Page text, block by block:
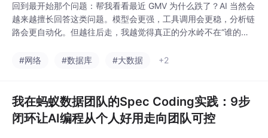
回到最开始那个问题：帮我看看最近 GMV 为什么跌了？AI 当然会
越来越擅长回答这类问题。模型会更强，工具调用会更稳，分析链
路会更自动化。但越往后走，我越觉得真正的分水岭不在“谁的聊
力强，可能体现为会写 SQL、DAX、Python、R，会搭指标体
#网络 #数据库 #大数据 +2
我在蚂蚁数据团队的Spec Coding实践：9步
闭环让AI编程从个人好用走向团队可控